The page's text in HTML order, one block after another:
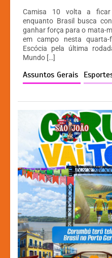
at
s
A
p
p
c
e
b
o
o
k
s
s
e
n
g
er
p
y
n
k
Camisa 10 volta a
enquanto Brasil busca
ganhar força para o mata-
em campo nesta
Escócia pela última
Mundo […]
Assuntos Gerais